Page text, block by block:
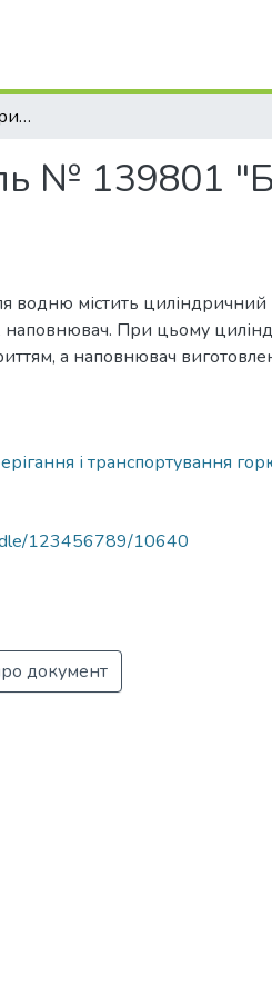
Опис до патенту на корисну модель № 139801 "Балон низького тиску для водню"
№ 139801
водню містить циліндричний
наповнювач. При цьому
а наповнювач
і транспортування
123456789/10640
документ